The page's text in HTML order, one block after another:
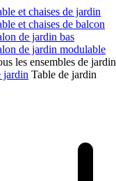
et chaises de jardin
et chaises de balcon
de jardin bas
de jardin modulable
les ensembles de jardin
jardin Table de jardin